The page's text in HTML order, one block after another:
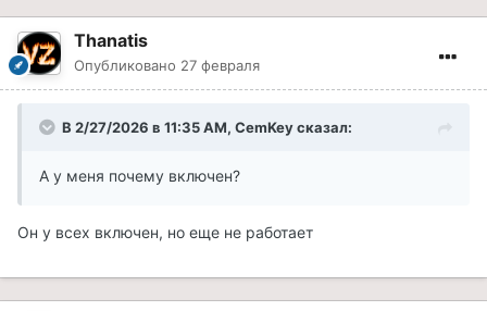
Thanatis
Опубликовано 27 февраля
В 2/27/2026 в 11:35 AM, CemKeyсказал:
А у меня почему включен?
Он у всех включен, но еще не работает